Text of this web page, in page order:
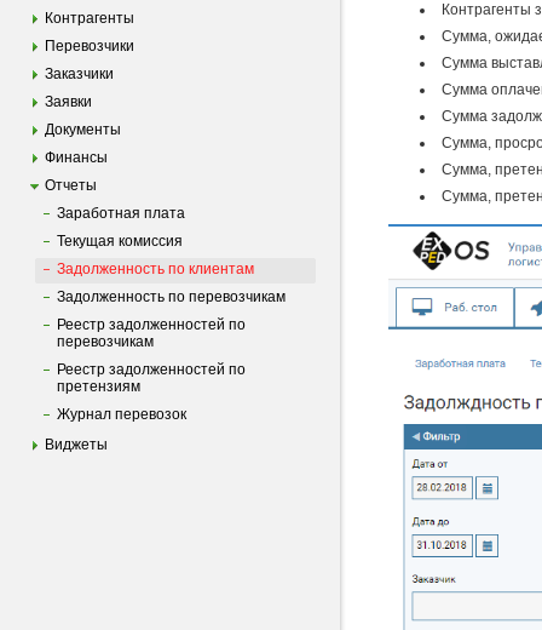
Контрагенты
Перевозчики
Заказчики
Заявки
Документы
Финансы
Отчеты
Заработная плата
Текущая комиссия
Задолженность по клиентам
Задолженность по перевозчикам
Реестр задолженностей по
перевозчикам
Реестр задолженностей по
претензиям
Журнал перевозок
Виджеты
Контрагенты
Сумма,
Сумма
Сумма
Сумма
Сумма,
Сумма,
Сумма,